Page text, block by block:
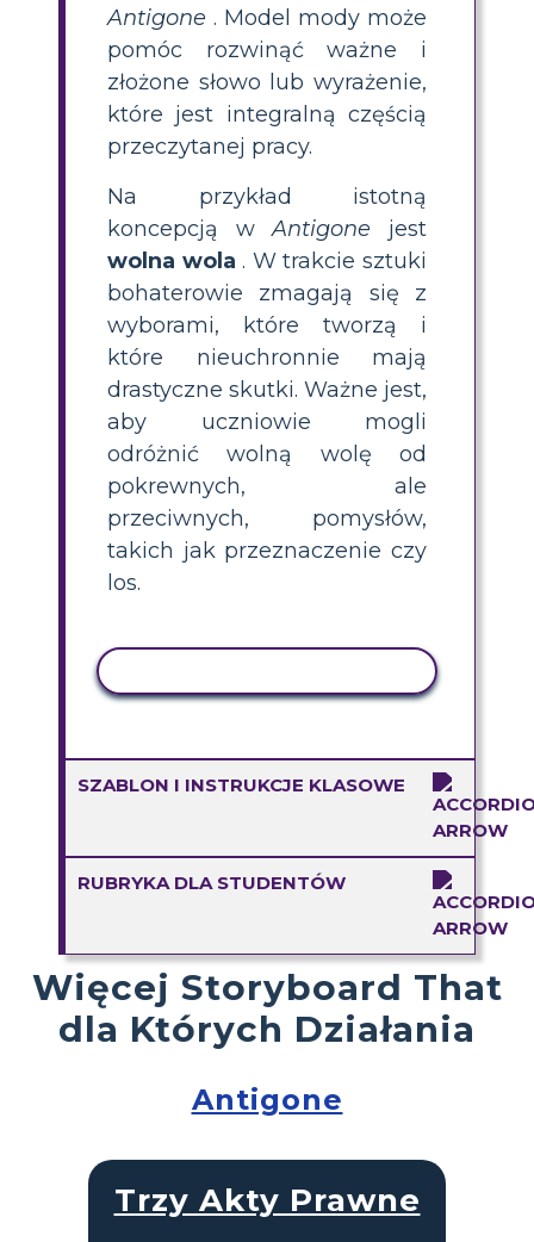
Antigone . Model mody może
pomóc rozwinąć ważne i
złożone słowo lub wyrażenie,
które jest integralną częścią
przeczytanej pracy.
Na przykład istotną
koncepcją wAntigone jest
wolna wola . W trakcie sztuki
bohaterowie zmagają się z
wyborami, które tworzą i
które nieuchronnie mają
drastyczne skutki. Ważne jest,
aby uczniowie mogli
odróżnić wolną wolę od
pokrewnych, ale
przeciwnych, pomysłów,
takich jak przeznaczenie czy
los.
SZABLON I INSTRUKCJE KLASOWE
RUBRYKA DLA STUDENTÓW
Więcej Storyboard That
dla Których Działania
Antigone
Trzy Akty Prawne